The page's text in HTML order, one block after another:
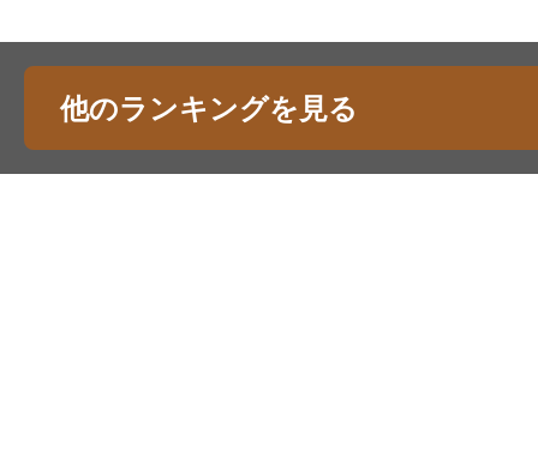
他のランキングを見る